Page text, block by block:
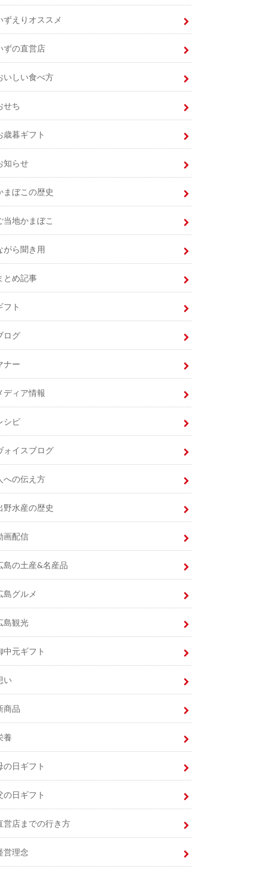
ずえりオススメ
ずの直営店
いしい食べ方
せち
歳暮ギフト
知らせ
まぼこの歴史
当地かまぼこ
がら聞き用
とめ記事
フト
ログ
ナー
ディア情報
シピ
ォイスブログ
への伝え方
野水産の歴史
画配信
島の土産&名産品
島グルメ
島観光
中元ギフト
い
商品
養
の日ギフト
の日ギフト
営店までの行き方
営理念